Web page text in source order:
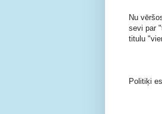
Nu
sevi par
titulu
Politiķi